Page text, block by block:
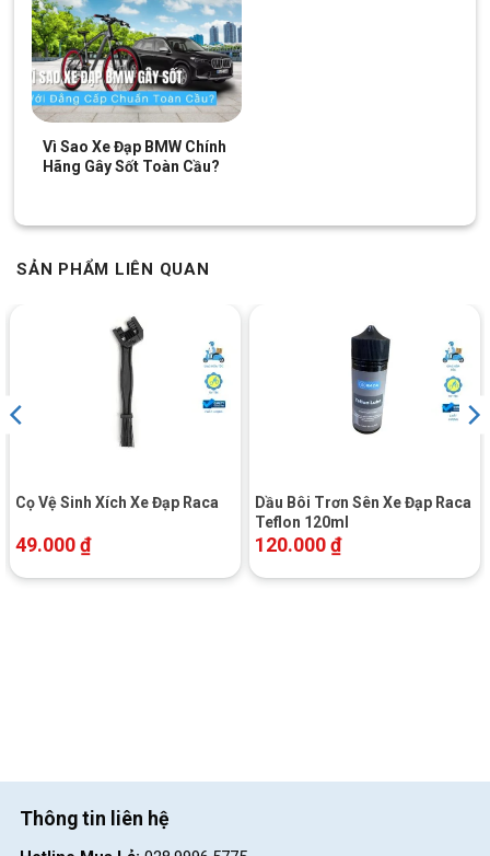
Vì Sao Xe Đạp BMW Chính
Hãng Gây Sốt Toàn Cầu?
SẢN PHẨM LIÊN QUAN
Cọ Vệ Sinh Xích Xe Đạp Raca
49.000₫
Dầu Bôi Trơn Sên Xe Đạp Raca
Teflon 120ml
120.000₫
Thông tin liên hệ